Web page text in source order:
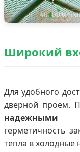
Широкий
Для удобного
дверной проем.
надежными
герметичность
тепла в холодные